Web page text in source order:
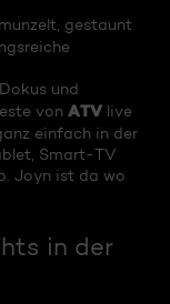
gestaunt
und
von ATV live
einfach in der
Smart-TV
Joyn ist da wo
in der